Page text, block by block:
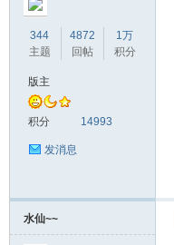
344
主题
4872
回帖
1万
积分
版主
积分 14993
发消息
水仙~~